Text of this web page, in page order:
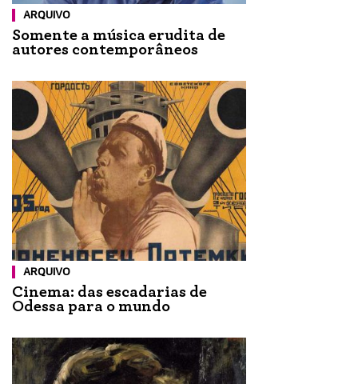
ARQUIVO
Somente a música erudita de
autores contemporâneos
ARQUIVO
Cinema: das escadarias de
Odessa para o mundo